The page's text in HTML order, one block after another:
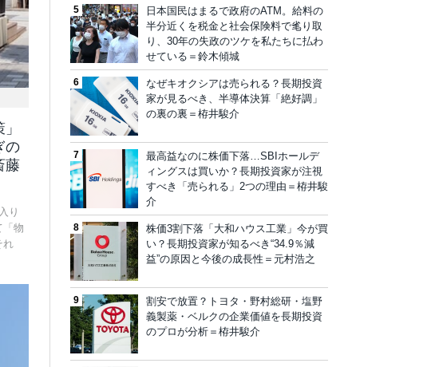
の
藤
り
「物
れ
日本国民はまるで政府のATM。給料の
半分近くを税金と社会保険料で毟り取
り、30年の失政のツケを私たちに払わ
せている＝鈴木傾城
なぜキオクシアは売られる？長期投資
家が見るべき、半導体決算「絶好調」
の裏の裏＝栫井駿介
最高益なのに株価下落…SBIホールデ
ィングスは買いか？長期投資家が注視
すべき「売られる」2つの理由＝栫井駿
介
株価3割下落「大和ハウス工業」今が買
い？長期投資家が知るべき“34.9％減
益”の原因と今後の成長性＝元村浩之
割安で放置？トヨタ・野村総研・塩野
義製薬・ベルクの企業価値を長期投資
のプロが分析＝栫井駿介